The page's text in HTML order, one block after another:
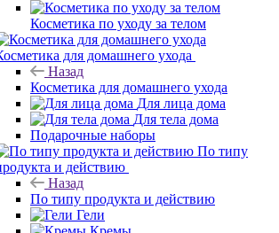
Косметика по уходу за телом
для домашнего ухода
Назад
Косметика для домашнего ухода
Для лица дома
Для тела дома
Подарочные наборы
По типу
и действию
Назад
По типу продукта и действию
Гели